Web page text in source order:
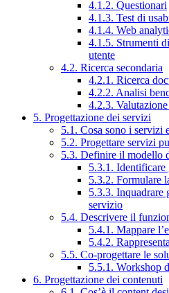
4.1.2. Questionari
4.1.3. Test di
4.1.4. Web
4.1.5. Strumenti
utente
4.2. Ricerca secondaria
4.2.1. Ricerca
4.2.2. Analisi
4.2.3.
5. Progettazione dei servizi
5.1. Cosa sono i servizi
5.2. Progettare servizi
5.3. Definire il modello
5.3.1.
5.3.2. Formulare
5.3.3. Inquadrare
servizio
5.4. Descrivere il
5.4.1. Mappare
5.4.2.
5.5. Co-progettare le
5.5.1. Workshop
6. Progettazione dei contenuti